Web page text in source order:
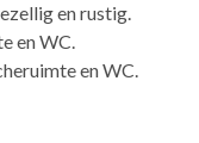
en rustig.
en WC.
en WC.